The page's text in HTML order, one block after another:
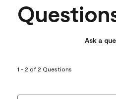
Ask a
1 - 2 of 2 Questions